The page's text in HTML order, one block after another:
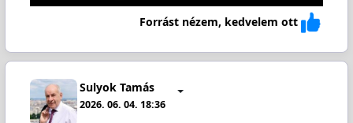
Forrást nézem, kedvelem ott
Sulyok Tamás
2026. 06. 04. 18:36